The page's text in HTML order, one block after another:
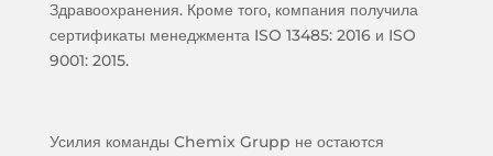
Здравоохранения. Кроме того, компания получила
сертификаты менеджмента ISO 13485: 2016 и ISO
9001: 2015.
Усилия команды Chemix Grupp не остаются